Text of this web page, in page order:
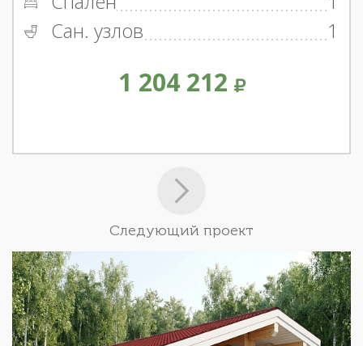
Сан. узлов
1
1 204 212
Следующий проект